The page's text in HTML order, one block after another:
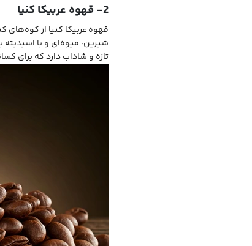
2- قهوه عربیکا کنیا
قهوه عربیکا کنیا از
شیرین، میوه‌ای و با
تازه و شاداب دارد که برای